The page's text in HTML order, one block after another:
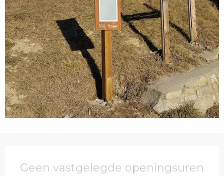
Geen vastgelegde openingsuren